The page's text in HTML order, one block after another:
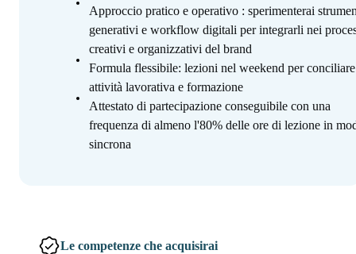
Approccio pratico e operativo : sperimenterai
generativi e workflow digitali per integrarli nei
creativi e organizzativi del brand
Formula flessibile: lezioni nel weekend per conciliare
attività lavorativa e formazione
Attestato di partecipazione conseguibile con una
frequenza di almeno l'80% delle ore di lezione in
sincrona
Le competenze che acquisirai